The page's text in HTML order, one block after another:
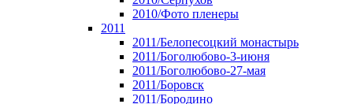
2010/Фото пленеры
2011
2011/Белопесоцкий монастырь
2011/Боголюбово-3-июня
2011/Боголюбово-27-мая
2011/Боровск
2011/Бородино